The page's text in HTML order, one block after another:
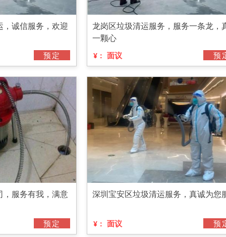
诚信服务，欢迎
预定
龙岗区垃圾清运服务，服务一条龙，
一颗心
¥： 面议 预
，服务有我，满意
预定
深圳宝安区垃圾清运服务，真诚为您
¥： 面议 预